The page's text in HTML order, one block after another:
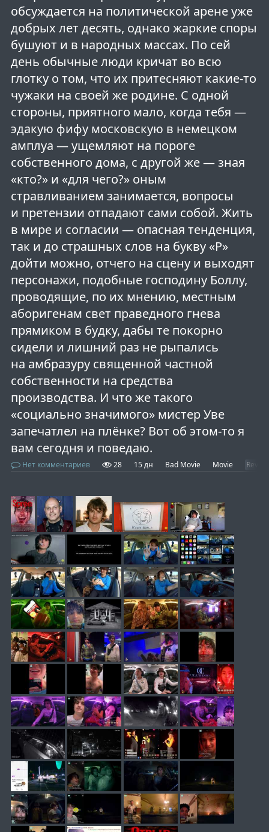
обсуждается на политической арене уже
добрых лет десять, однако жаркие споры
бушуют и в народных массах. По сей
день обычные люди кричат во всю
глотку о том, что их притесняют какие-то
чужаки на своей же родине. С одной
стороны, приятного мало, когда тебя —
эдакую фифу московскую в немецком
амплуа — ущемляют на пороге
собственного дома, с другой же — зная
«кто?» и «для чего?» оным
стравливанием занимается, вопросы
и претензии отпадают сами собой. Жить
в мире и согласии — опасная тенденция,
так и до страшных слов на букву «Р»
дойти можно, отчего на сцену и выходят
персонажи, подобные господину Боллу,
проводящие, по их мнению, местным
аборигенам свет праведного гнева
прямиком в будку, дабы те покорно
сидели и лишний раз не рыпались
на амбразуру священной частной
собственности на средства
производства. И что же такого
«социально значимого» мистер Уве
запечатлел на плёнке? Вот об этом-то я
вам сегодня и поведаю.
Нет комментариев 28 15 дн Bad Movie Movie Review